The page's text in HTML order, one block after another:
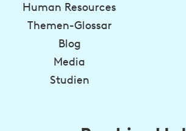
Human Resources
Themen-Glossar
Blog
Media
Studien